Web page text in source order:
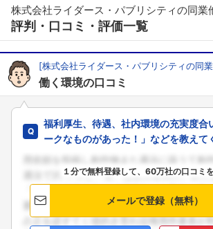
株式会社ライダース・パブリシティの同業
評判・口コミ・評価一覧
[株式会社ライダース・パブリシティの同
働く環境の口コミ
福利厚生、待遇、社内環境の充実度合
ークなものがあった！」などを教えて
１分で無料登録して、60万社の口コミ
メールで登録（無料）